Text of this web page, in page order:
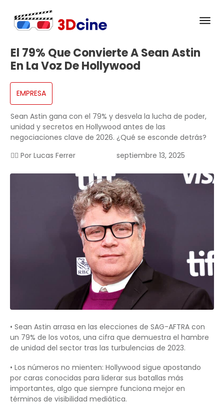
El 79% Que Convierte A Sean Astin
En La Voz De Hollywood
EMPRESA
Sean Astin gana con el 79% y desvela la lucha de poder,
unidad y secretos en Hollywood antes de las
negociaciones clave de 2026. ¿Qué se esconde detrás?
✍🏻 Por Lucas Ferrer septiembre 13, 2025
• Sean Astin arrasa en las elecciones de SAG-AFTRA con
un 79% de los votos, una cifra que demuestra el hambre
de unidad del sector tras las turbulencias de 2023.
• Los números no mienten: Hollywood sigue apostando
por caras conocidas para liderar sus batallas más
importantes, algo que siempre funciona mejor en
términos de visibilidad mediática.